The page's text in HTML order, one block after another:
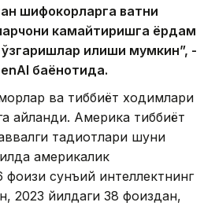
шифокорларга вақтни
камайтиришга ёрдам
қилиши мумкин”, -
баёнотида.
ва тиббиёт ходимлари
айланди. Америка тиббиёт
тадқиқотлари шуни
америкалик
сунъий интеллектнинг
2023 йилдаги 38 фоиздан,